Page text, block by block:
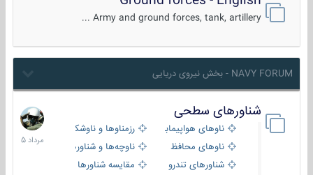
Army and ground forces, tank, artillery ...
NAVY FORUM - بخش نیروی دریایی
شناورهای سطحی
ناوهای هواپیمابر و بالگرد بررزمناوها و ناوشکن‌ها
ناوهای محافظ
ناوچه‌ها و شناورهای گشتی
شناورهای تندرو
مقایسه شناورها
2
مرداد
1405